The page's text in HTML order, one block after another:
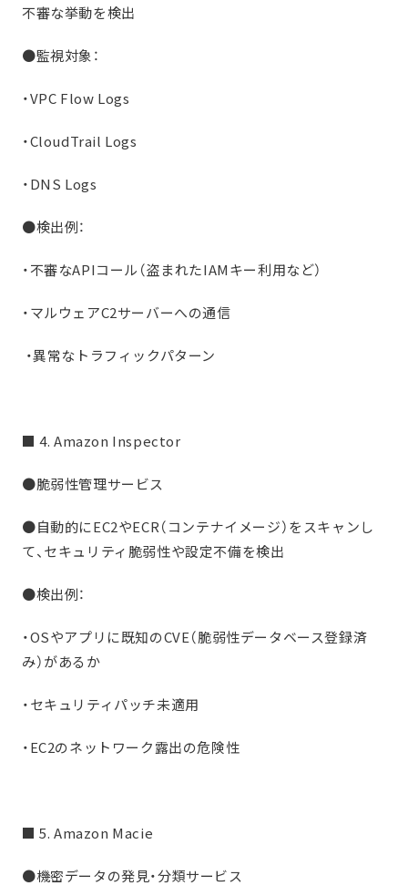
不審な挙動を検出
●監視対象：
・VPC Flow Logs
・CloudTrail Logs
・DNS Logs
●検出例：
・不審なAPIコール（盗まれたIAMキー利用など）
・マルウェアC2サーバーへの通信
・異常なトラフィックパターン
■ 4. Amazon Inspector
●脆弱性管理サービス
●自動的にEC2やECR（コンテナイメージ）をスキャンし
て、セキュリティ脆弱性や設定不備を検出
●検出例：
・OSやアプリに既知のCVE（脆弱性データベース登録済
み）があるか
・セキュリティパッチ未適用
・EC2のネットワーク露出の危険性
■ 5. Amazon Macie
●機密データの発見・分類サービス